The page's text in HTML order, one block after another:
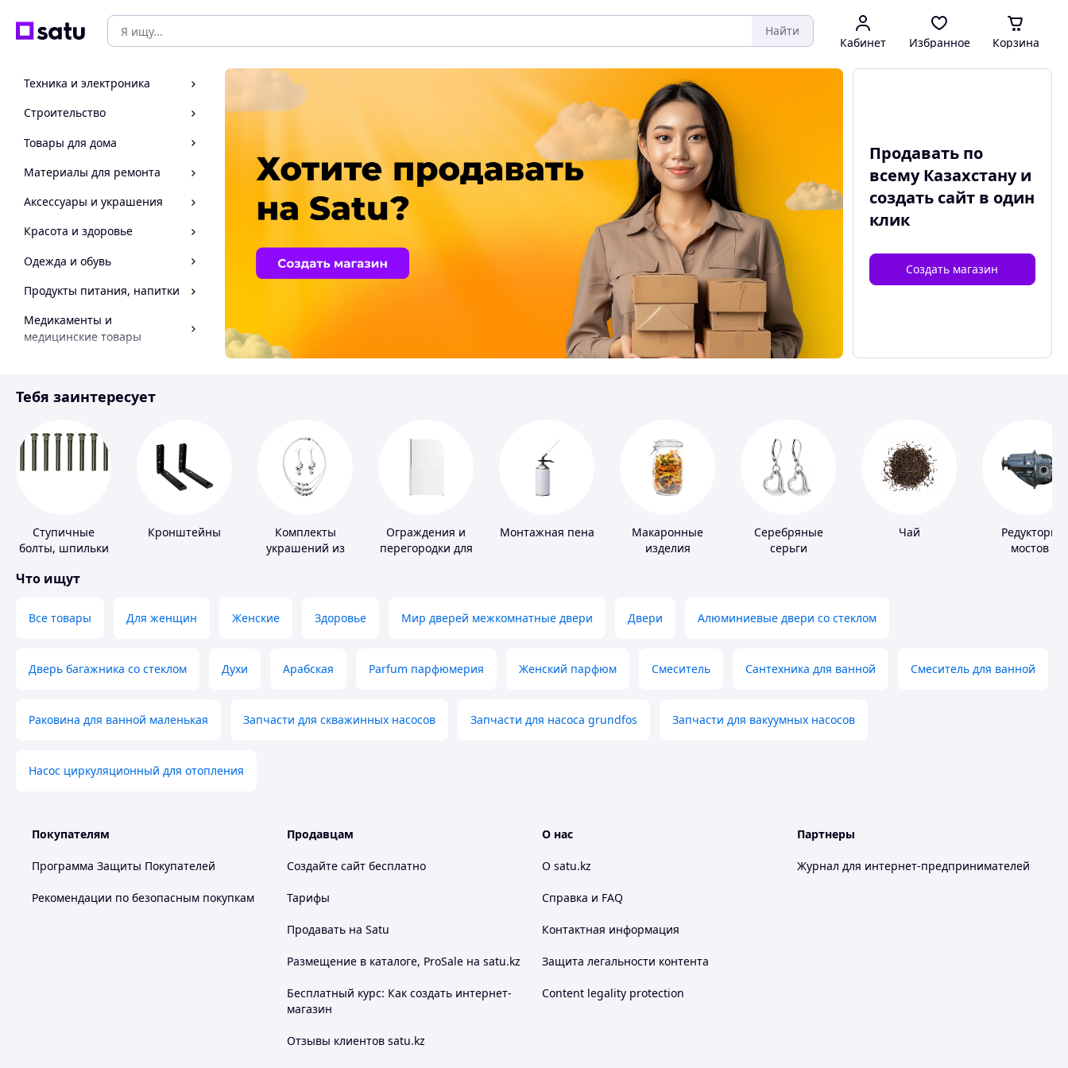
Найти
Кабинет Избранное Корзина
Техника и электроника
Строительство
Товары для дома
Материалы для ремонта
Аксессуары и украшения
Красота и здоровье
Одежда и обувь
Продукты питания, напитки
Медикаменты и
медицинские товары
Инструмент
Продавать по
всему Казахстану и
создать сайтв один
клик
Создать магазин
Тебя заинтересует
Ступичные
болты, шпильки
Кронштейны
Комплекты
украшений из
Ограждения и
перегородки для
Монтажная пена
Макаронные
изделия
Серебряные
серьги
Чай
Редукторы
мостов
Что ищут
Все товары Для женщин Женские Здоровье Мир дверей межкомнатные двери Двери Алюминиевые двери со стеклом
Дверь багажника со стеклом Духи Арабская Parfum парфюмерия Женский парфюм Смеситель Сантехника для ванной Смеситель для ванной
Раковина для ванной маленькая Запчасти для скважинных насосов Запчасти для насоса grundfos Запчасти для вакуумных насосов
Насос циркуляционный для отопления
Покупателям
Программа Защиты Покупателей
Рекомендации по безопасным покупкам
Продавцам
Создайте сайт бесплатно
Тарифы
Продавать на Satu
Размещение в каталоге, ProSale на satu.kz
Бесплатный курс: Как создать интернет-
магазин
Отзывы клиентов satu.kz
О нас
О satu.kz
Справка и FAQ
Контактная информация
Защита легальности контента
Content legality protection
Партнеры
Журнал для интернет-предпринимателей